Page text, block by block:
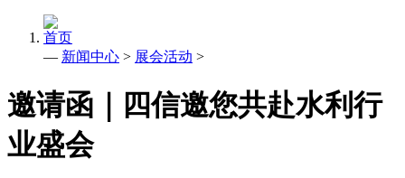
首页
— 新闻中心 > 展会活动 >
邀请函｜四信邀您共赴水利行
业盛会